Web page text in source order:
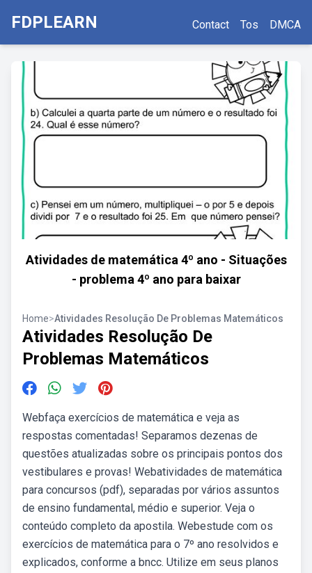
FDPLEARN Contact Tos DMCA
Atividades de matemática 4º ano - Situações
- problema 4º ano para baixar
Home>Atividades Resolução De Problemas Matemáticos
Atividades Resolução De
Problemas Matemáticos
Webfaça exercícios de matemática e veja as
respostas comentadas! Separamos dezenas de
questões atualizadas sobre os principais pontos dos
vestibulares e provas! Webatividades de matemática
para concursos (pdf), separadas por vários assuntos
de ensino fundamental, médio e superior. Veja o
conteúdo completo da apostila. Webestude com os
exercícios de matemática para o 7º ano resolvidos e
explicados, conforme a bncc. Utilize em seus planos